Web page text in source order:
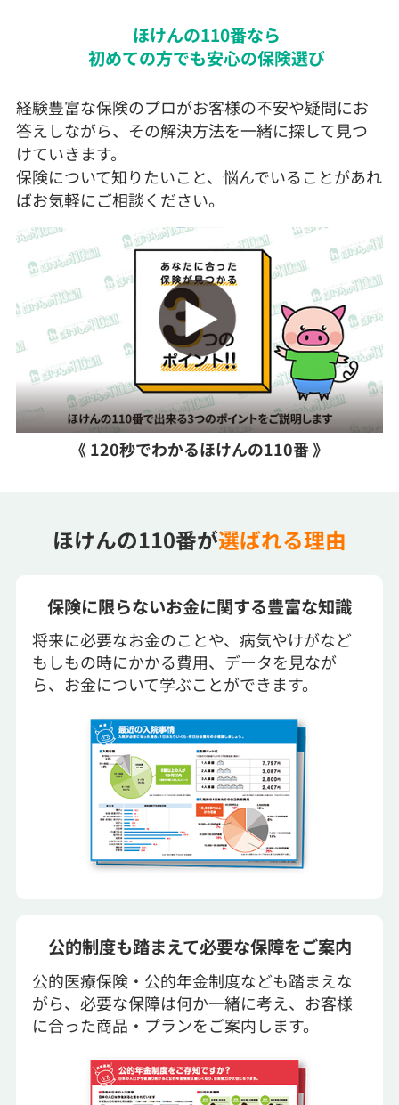
ほけんの110番なら
初めての方でも安心の保険選び
《 120秒でわかるほけんの110番 》
経験豊富な保険のプロがお客様の不安や疑問にお
答えしながら、その解決方法を一緒に探して見つ
けていきます。
保険について知りたいこと、悩んでいることがあれ
ばお気軽にご相談ください。
ほけんの110番が選ばれる理由
将来に必要なお金のことや、病気やけがなど
もしもの時にかかる費用、データを見なが
ら、お金について学ぶことができます。
保険に限らないお金に関する豊富な知識
公的医療保険・公的年金制度なども踏まえな
がら、必要な保障は何か一緒に考え、お客様
に合った商品・プランをご案内します。
公的制度も踏まえて必要な保障をご案内